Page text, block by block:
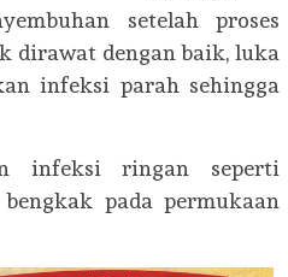
setelah proses
dirawat dengan baik, luka
infeksi parah sehingga
infeksi ringan seperti
pada permukaan